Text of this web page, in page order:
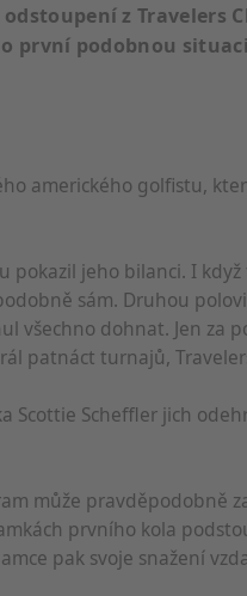
z Travelers
první podobnou situaci
amerického golfistu,
pokazil jeho bilanci. I
sám. Druhou
všechno dohnat. Jen za
patnáct turnajů,
Scottie Scheffler jich
může pravděpodobně
prvního kola
pak svoje snažení